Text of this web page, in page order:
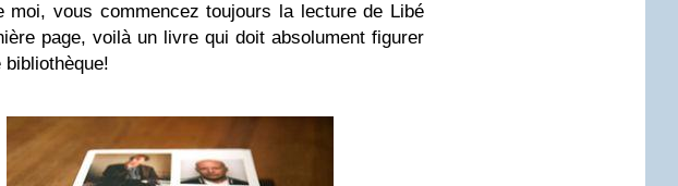
moi, vous commencez toujours la lecture de Libé
page, voilà un livre qui doit absolument figurer